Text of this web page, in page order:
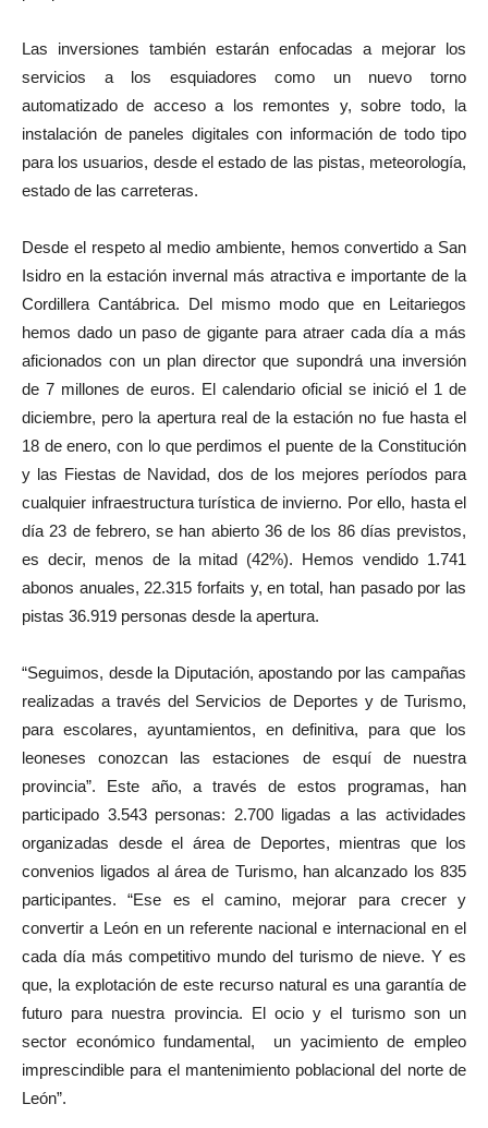
Las inversiones también estarán enfocadas a mejorar los
servicios a los esquiadores como un nuevo torno
automatizado de acceso a los remontes y, sobre todo, la
instalación de paneles digitales con información de todo tipo
para los usuarios, desde el estado de las pistas, meteorología,
estado de las carreteras.
Desde el respeto al medio ambiente, hemos convertido a San
Isidro en la estación invernal más atractiva e importante de la
Cordillera Cantábrica. Del mismo modo que en Leitariegos
hemos dado un paso de gigante para atraer cada día a más
aficionados con un plan director que supondrá una inversión
de 7 millones de euros. El calendario oficial se inició el 1 de
diciembre, pero la apertura real de la estación no fue hasta el
18 de enero, con lo que perdimos el puente de la Constitución
y las Fiestas de Navidad, dos de los mejores períodos para
cualquier infraestructura turística de invierno. Por ello, hasta el
día 23 de febrero, se han abierto 36 de los 86 días previstos,
es decir, menos de la mitad (42%). Hemos vendido 1.741
abonos anuales, 22.315 forfaits y, en total, han pasado por las
pistas 36.919 personas desde la apertura.
“Seguimos, desde la Diputación, apostando por las campañas
realizadas a través del Servicios de Deportes y de Turismo,
para escolares, ayuntamientos, en definitiva, para que los
leoneses conozcan las estaciones de esquí de nuestra
provincia”. Este año, a través de estos programas, han
participado 3.543 personas: 2.700 ligadas a las actividades
organizadas desde el área de Deportes, mientras que los
convenios ligados al área de Turismo, han alcanzado los 835
participantes. “Ese es el camino, mejorar para crecer y
convertir a León en un referente nacional e internacional en el
cada día más competitivo mundo del turismo de nieve. Y es
que, la explotación de este recurso natural es una garantía de
futuro para nuestra provincia. El ocio y el turismo son un
sector económico fundamental, un yacimiento de empleo
imprescindible para el mantenimiento poblacional del norte de
León”.